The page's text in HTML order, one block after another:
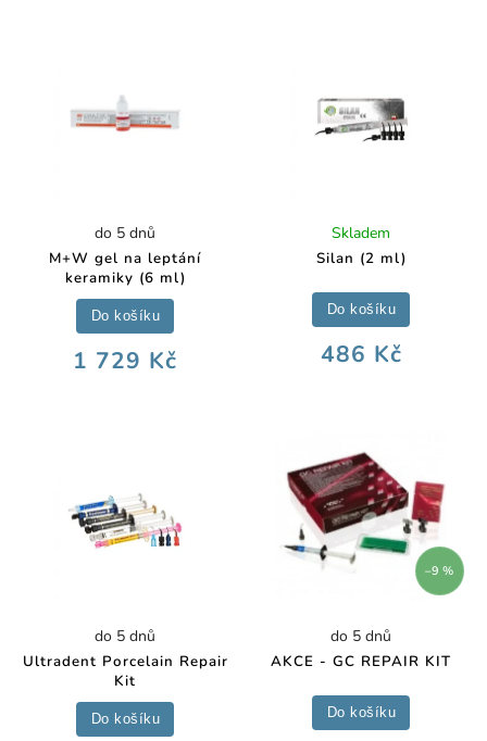
M+W gel na leptání
keramiky (6 ml)
do 5 dnů
1 729 Kč
Do košíku
Silan (2 ml)
Skladem
486 Kč
Do košíku
Ultradent Porcelain Repair
Kit
do 5 dnů
Do košíku
–9 %
AKCE - GC REPAIR KIT
do 5 dnů
Do košíku